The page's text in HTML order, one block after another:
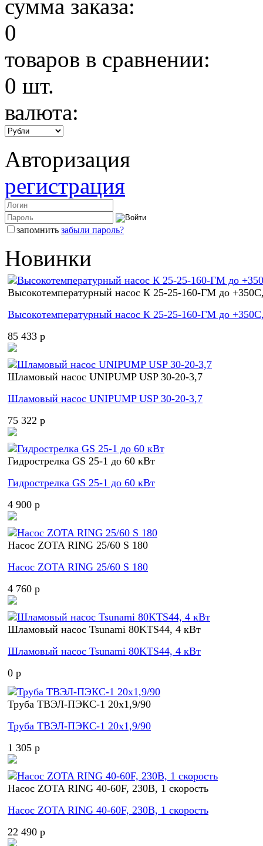
сумма заказа:
0
товаров в сравнении:
0 шт.
валюта:
Авторизация
регистрация
запомнить забыли пароль?
Новинки
Высокотемпературный насос К 25-25-160-ГМ до
Высокотемпературный насос К 25-25-160-ГМ до
85 433 p
Шламовый насос UNIPUMP USP 30-20-3,7
Шламовый насос UNIPUMP USP 30-20-3,7
75 322 p
Гидрострелка GS 25-1 до 60 кВт
Гидрострелка GS 25-1 до 60 кВт
4 900 p
Насос ZOTA RING 25/60 S 180
Насос ZOTA RING 25/60 S 180
4 760 p
Шламовый насос Tsunami 80KTS44, 4 кВт
Шламовый насос Tsunami 80KTS44, 4 кВт
0 p
Труба ТВЭЛ-ПЭКС-1 20x1,9/90
Труба ТВЭЛ-ПЭКС-1 20x1,9/90
1 305 p
Насос ZOTA RING 40-60F, 230В, 1 скорость
Насос ZOTA RING 40-60F, 230В, 1 скорость
22 490 p